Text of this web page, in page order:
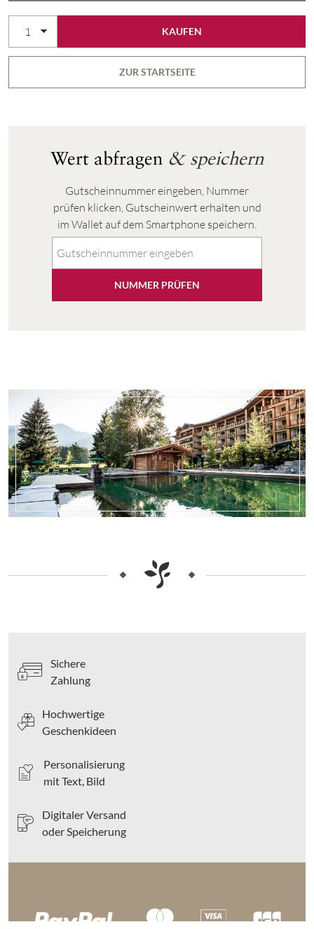
ZUR STARTSEITE
Wert abfragen & speichern
Gutscheinnummer eingeben, Nummer
prüfen klicken, Gutscheinwert erhalten und
im Wallet auf dem Smartphone speichern.
NUMMER PRÜFEN
Sichere
Zahlung
Hochwertige
Geschenkideen
Personalisierung
mit Text, Bild
Digitaler Versand
oder Speicherung